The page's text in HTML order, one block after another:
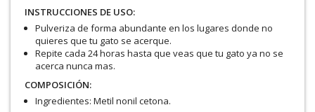
INSTRUCCIONES DE USO:
Pulveriza de forma abundante en los lugares donde no
quieres que tu gato se acerque.
Repite cada 24 horas hasta que veas que tu gato ya no se
acerca nunca mas.
COMPOSICIÓN:
Ingredientes: Metil nonil cetona.